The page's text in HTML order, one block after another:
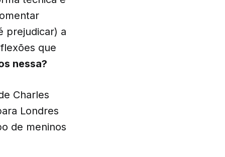
prejudicar) a
que
nessa?
Charles
Londres
de meninos